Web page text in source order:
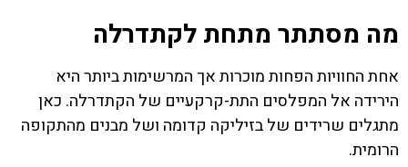
מה מסתתר מתחת לקתדרלה
אחת החוויות הפחות מוכרות אך המרשימות ביותר היא
הירידה אל המפלסים התת-קרקעיים של הקתדרלה. כאן
מתגלים שרידים של בזיליקה קדומה ושל מבנים מהתקופה
הרומית.